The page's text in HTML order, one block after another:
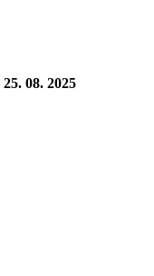
25. 08. 2025